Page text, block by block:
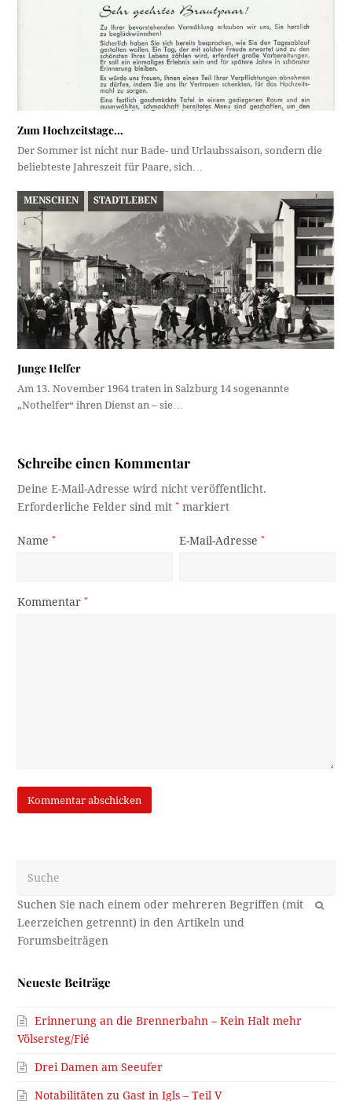
Zum Hochzeitstage…
Der Sommer ist nicht nur Bade- und Urlaubssaison, sondern die
beliebteste Jahreszeit für Paare, sich…
MENSCHEN STADTLEBEN
Junge Helfer
Am 13. November 1964 traten in Salzburg 14 sogenannte
„Nothelfer“ ihren Dienst an – sie…
Schreibe einen Kommentar
Deine E-Mail-Adresse wird nicht veröffentlicht.
Erforderliche Felder sind mit* markiert
Name* E-Mail-Adresse*
Kommentar*
OK
Neueste Beiträge
Erinnerung an die Brennerbahn – Kein Halt mehr
Völsersteg/Fié
Drei Damen am Seeufer
Notabilitäten zu Gast in Igls – Teil V